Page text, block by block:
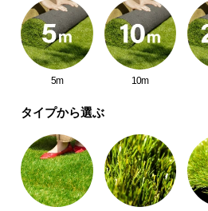
て
中
型
の
配
送
に
つ
5m 10m
タイプから選ぶ